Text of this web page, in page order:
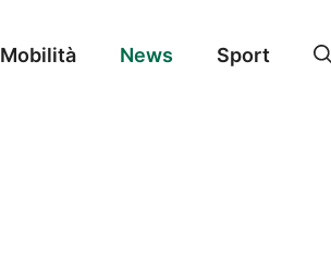
Mobilità News Sport